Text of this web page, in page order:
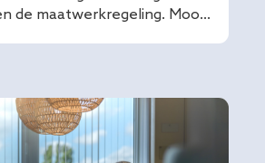
de maatwerkregeling. Moo...